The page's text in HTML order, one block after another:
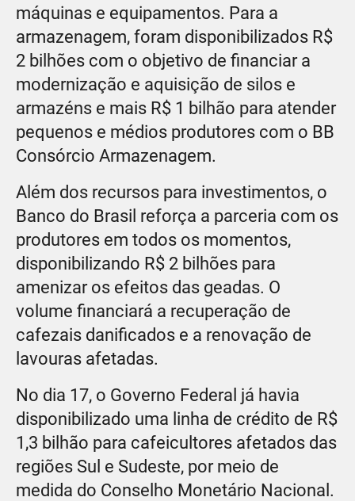
máquinas e equipamentos. Para a
armazenagem, foram disponibilizados R$
2 bilhões com o objetivo de financiar a
modernização e aquisição de silos e
armazéns e mais R$ 1 bilhão para atender
pequenos e médios produtores com o BB
Consórcio Armazenagem.
Além dos recursos para investimentos, o
Banco do Brasil reforça a parceria com os
produtores em todos os momentos,
disponibilizando R$ 2 bilhões para
amenizar os efeitos das geadas. O
volume financiará a recuperação de
cafezais danificados e a renovação de
lavouras afetadas.
No dia 17, o Governo Federal já havia
disponibilizado uma linha de crédito de R$
1,3 bilhão para cafeicultores afetados das
regiões Sul e Sudeste, por meio de
medida do Conselho Monetário Nacional.